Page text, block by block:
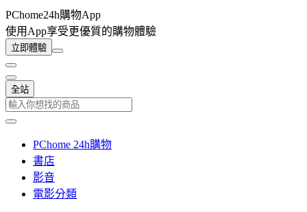
PChome24h購物App
使用App享受更優質的購物體驗
立即體驗
全站
PChome 24h購物
書店
影音
電影分類